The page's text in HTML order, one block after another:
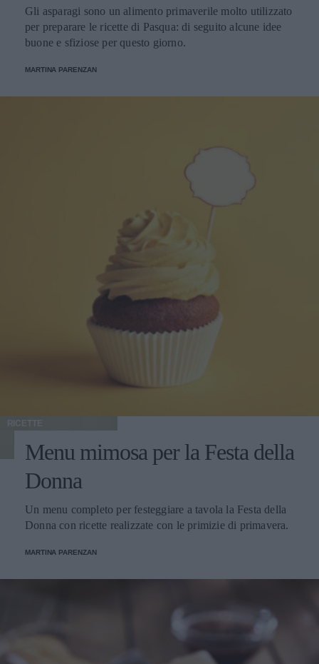
Gli asparagi sono un alimento primaverile molto utilizzato
per preparare le ricette di Pasqua: di seguito alcune idee
buone e sfiziose per questo giorno.
MARTINA PARENZAN
RICETTE
Menu mimosa per la Festa della
Donna
Un menu completo per festeggiare a tavola la Festa della
Donna con ricette realizzate con le primizie di primavera.
MARTINA PARENZAN